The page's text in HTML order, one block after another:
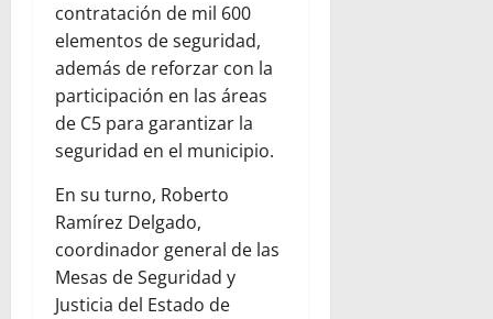
contratación de mil 600
elementos de seguridad,
además de reforzar con la
participación en las áreas
de C5 para garantizar la
seguridad en el municipio.
En su turno, Roberto
Ramírez Delgado,
coordinador general de las
Mesas de Seguridad y
Justicia del Estado de